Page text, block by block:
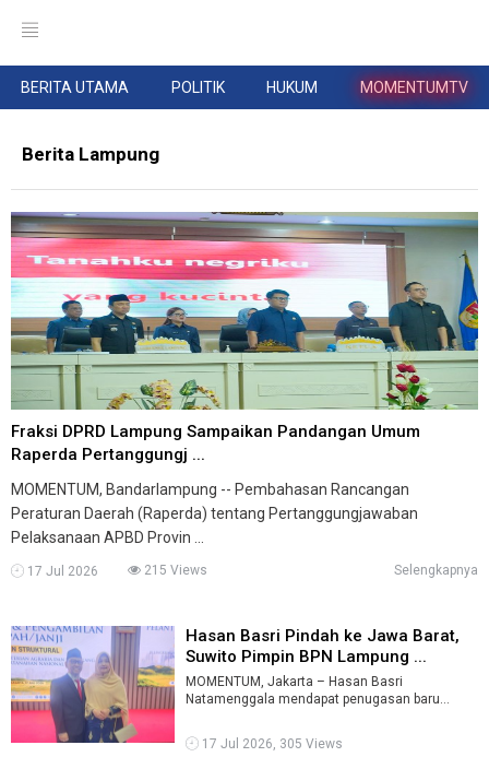
BERITA UTAMA POLITIK HUKUM MOMENTUMTV
Berita Lampung
Fraksi DPRD Lampung Sampaikan Pandangan Umum
Raperda Pertanggungj ...
MOMENTUM, Bandarlampung -- Pembahasan Rancangan
Peraturan Daerah (Raperda) tentang Pertanggungjawaban
Pelaksanaan APBD Provin ...
17 Jul 2026 215 Views Selengkapnya
Hasan Basri Pindah ke Jawa Barat,
Suwito Pimpin BPN Lampung ...
MOMENTUM, Jakarta – Hasan Basri
Natamenggala mendapat penugasan baru
Pertanaha ...
17 Jul 2026, 305 Views